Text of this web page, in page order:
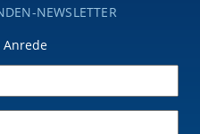
NEWSLETTER
Anrede